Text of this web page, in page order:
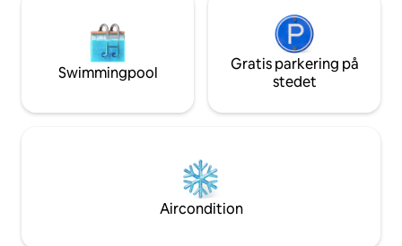
Swimmingpool
Gratis parkering på
stedet
Aircondition